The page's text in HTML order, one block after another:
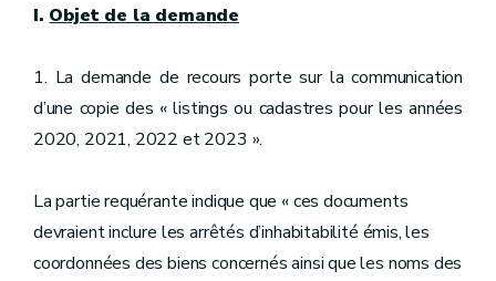
I. Objet de la demande
1. La demande de recours porte sur la communication
d’une copie des « listings ou cadastres pour les années
2020, 2021, 2022 et 2023 ».
La partie requérante indique que « ces documents
devraient inclure les arrêtés d’inhabitabilité émis, les
coordonnées des biens concernés ainsi que les noms des